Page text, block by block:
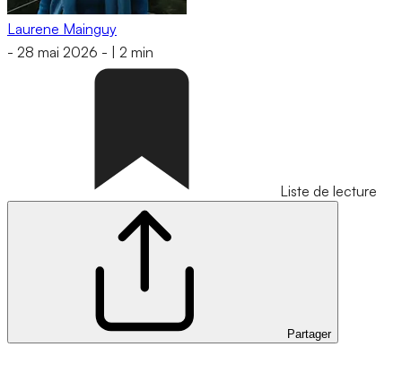
Laurene Mainguy
- 28 mai 2026 - 2 min
Liste de lecture
Partager